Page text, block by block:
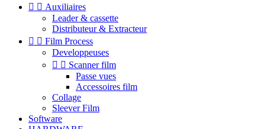
  Auxiliaires
Leader & cassette
Distributeur & Extracteur
  Film Process
Developpeuses
  Scanner film
Passe vues
Accessoires film
Collage
Sleever Film
Software